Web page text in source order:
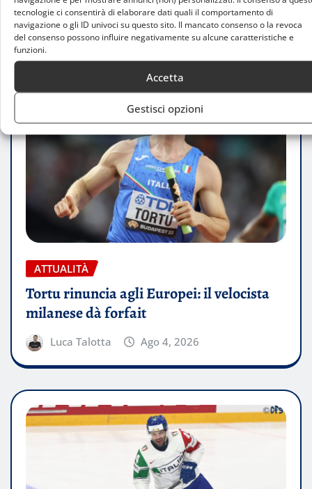
tecnologie ci consentirà di elaborare dati quali il comportamento di
navigazione o gli ID univoci su questo sito. Il mancato consenso o la revoca
del consenso possono influire negativamente su alcune caratteristiche e
funzioni.
Accetta
Gestisci opzioni
ATTUALITÀ
Tortu rinuncia agli Europei: il velocista
milanese dà forfait
Luca Talotta Ago 4, 2026